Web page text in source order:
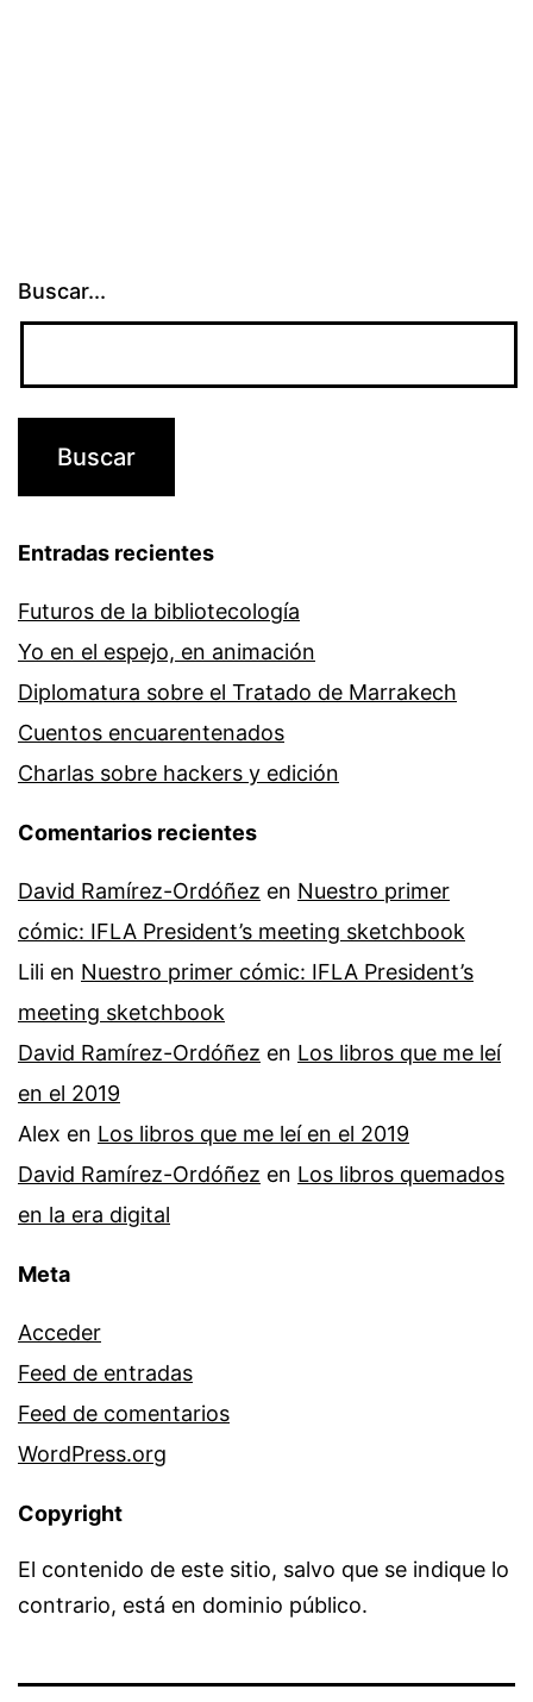
Buscar...
Entradas recientes
Futuros de la bibliotecología
Yo en el espejo, en animación
Diplomatura sobre el Tratado de Marrakech
Cuentos encuarentenados
Charlas sobre hackers y edición
Comentarios recientes
David Ramírez-Ordóñez en Nuestro primer
cómic: IFLA President’s meeting sketchbook
Lili en Nuestro primer cómic: IFLA President’s
meeting sketchbook
David Ramírez-Ordóñez en Los libros que me leí
en el 2019
Alex en Los libros que me leí en el 2019
David Ramírez-Ordóñez en Los libros quemados
en la era digital
Meta
Acceder
Feed de entradas
Feed de comentarios
WordPress.org
Copyright
El contenido de este sitio, salvo que se indique lo
contrario, está en dominio público.